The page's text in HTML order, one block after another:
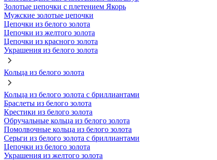
Золотые цепочки с плетением Якорь
Мужские золотые цепочки
Цепочки из белого золота
Цепочки из желтого золота
Цепочки из красного золота
Украшения из белого золота
Кольца из белого золота
Кольца из белого золота с бриллиантами
Браслеты из белого золота
Крестики из белого золота
Обручальные кольца из белого золота
Помолвочные кольца из белого золота
Серьги из белого золота с бриллиантами
Цепочки из белого золота
Украшения из желтого золота